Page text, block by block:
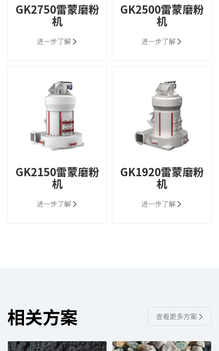
GK2750雷蒙磨粉
机
进一步了解
GK2500雷蒙磨粉
机
进一步了解
GK2150雷蒙磨粉
机
进一步了解
GK1920雷蒙磨粉
机
进一步了解
相关方案 查看更多方案